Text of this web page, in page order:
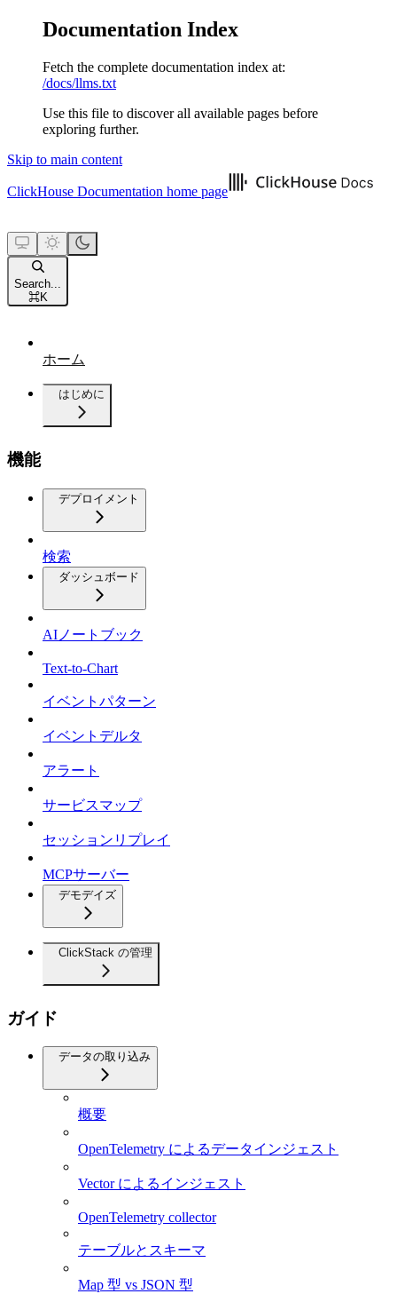
Documentation Index
Fetch the complete documentation index at:
/docs/llms.txt
Use this file to discover all available pages before
exploring further.
Skip to main content
ClickHouse Documentation home page
Search...
⌘K
ホーム
はじめに
機能
デプロイメント
検索
ダッシュボード
AIノートブック
Text-to-Chart
イベントパターン
イベントデルタ
アラート
サービスマップ
セッションリプレイ
MCPサーバー
デモデイズ
ClickStack の管理
ガイド
データの取り込み
概要
OpenTelemetry によるデータインジェスト
Vector によるインジェスト
OpenTelemetry collector
テーブルとスキーマ
Map 型 vs JSON 型